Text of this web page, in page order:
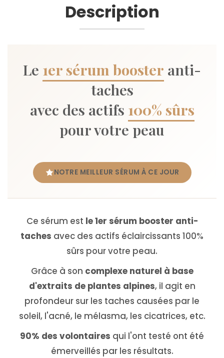
Description
Le 1er sérum booster anti-
taches
avec des actifs 100% sûrs
pour votre peau
NOTRE MEILLEUR SÉRUM À CE JOUR
Ce sérum est le 1er sérum booster anti-
taches avec des actifs éclaircissants 100%
sûrs pour votre peau.
Grâce à son complexe naturel à base
d'extraits de plantes alpines, il agit en
profondeur sur les taches causées par le
soleil, l'acné, le mélasma, les cicatrices, etc.
90% des volontaires qui l'ont testé ont été
émerveillés par les résultats.